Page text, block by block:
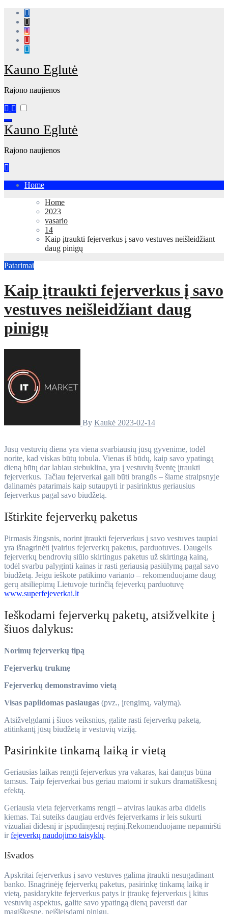
Skip
content
Kauno Eglutė
Rajono naujienos
Kauno Eglutė
Rajono naujienos
Home
Home
2023
vasario
14
Kaip įtraukti fejerverkus į savo vestuves neišleidžiant
daug pinigų
Patarimai
Kaip įtraukti fejerverkus į savo
vestuves neišleidžiant daug
pinigų
By Kaukė 2023-02-14
Jūsų vestuvių diena yra viena svarbiausių jūsų gyvenime, todėl
norite, kad viskas būtų tobula. Vienas iš būdų, kaip savo ypatingą
dieną būtų dar labiau stebuklina, yra į vestuvių šventę įtraukti
fejerverkus. Tačiau fejerverkai gali būti brangūs – šiame straipsnyje
dalinamės patarimais kaip sutaupyti ir pasirinktus geriausius
fejerverkus pagal savo biudžetą.
Ištirkite fejerverkų paketus
Pirmasis žingsnis, norint įtraukti fejerverkus į savo vestuves taupiai
yra išnagrinėti įvairius fejerverkų paketus, parduotuves. Daugelis
fejerverkų bendrovių siūlo skirtingus paketus už skirtingą kainą,
todėl svarbu palyginti kainas ir rasti geriausią pasiūlymą pagal savo
biudžetą. Jeigu ieškote patikimo varianto – rekomenduojame daug
gerų atsiliepimų Lietuvoje turinčią fejeverkų parduotuvę
www.superfejeverkai.lt
Ieškodami fejerverkų paketų, atsižvelkite į
šiuos dalykus:
Norimų fejerverkų tipą
Fejerverkų trukmę
Fejerverkų demonstravimo vietą
Visas papildomas paslaugas (pvz., įrengimą, valymą).
Atsižvelgdami į šiuos veiksnius, galite rasti fejerverkų paketą,
atitinkantį jūsų biudžetą ir vestuvių viziją.
Pasirinkite tinkamą laiką ir vietą
Geriausias laikas rengti fejerverkus yra vakaras, kai dangus būna
tamsus. Taip fejerverkai bus geriau matomi ir sukurs dramatiškesnį
efektą.
Geriausia vieta fejerverkams rengti – atviras laukas arba didelis
kiemas. Tai suteiks daugiau erdvės fejerverkams ir leis sukurti
vizualiai didesnį ir įspūdingesnį reginį.Rekomenduojame nepamiršti
irfejeverkų naudojimo taisyklų.
Išvados
Apskritai fejerverkus į savo vestuves galima įtraukti nesugadinant
banko. Išnagrinėję fejerverkų paketus, pasirinkę tinkamą laiką ir
vietą, pasidarykite fejerverkus patys ir įtraukę fejerverkus į kitus
vestuvių aspektus, galite savo ypatingą dieną paversti dar
magiškesne, neišleisdami pinigų.